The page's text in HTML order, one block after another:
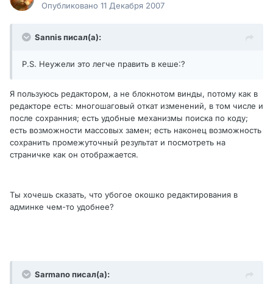
Опубликовано 11 Декабря 2007
Sannis писал(а):
P.S. Неужели это легче править в кеше:?
Я пользуюсь редактором, а не блокнотом винды, потому как в
редакторе есть: многошаговый откат изменений, в том числе и
после сохранния; есть удобные механизмы поиска по коду;
есть возможности массовых замен; есть наконец возможность
сохранить промежуточный результат и посмотреть на
страничке как он отображается.
Ты хочешь сказать, что убогое окошко редактирования в
админке чем-то удобнее?
Sarmano писал(а):